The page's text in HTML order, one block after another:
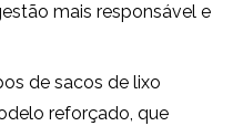
mais responsável e
de sacos de lixo
reforçado, que